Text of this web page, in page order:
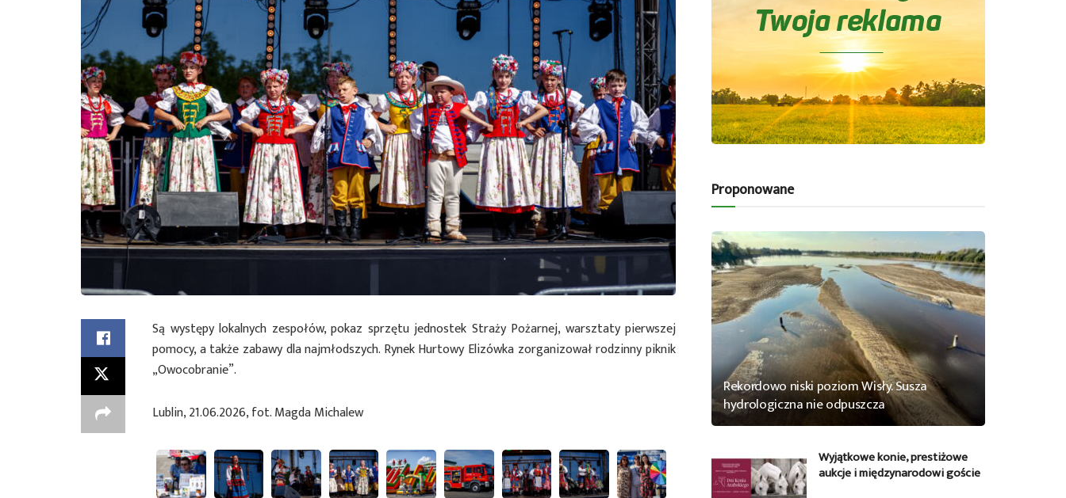
Są występy lokalnych zespołów, pokaz sprzętu jednostek Straży Pożarnej, warsztaty pierwszej
pomocy, a także zabawy dla najmłodszych. Rynek Hurtowy Elizówka zorganizował rodzinny piknik
„Owocobranie”.
Lublin, 21.06.2026, fot. Magda Michalew
Proponowane
Rekordowo niski poziom Wisły. Susza
hydrologiczna nie odpuszcza
Wyjątkowe konie, prestiżowe
aukcje i międzynarodowi goście